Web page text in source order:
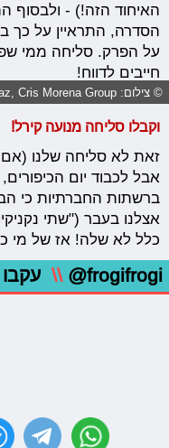
האיחוד הזה!) - ולבסוף
על הפרק. סליחה ממי
חייבים לדווח!
© צילום: Adrian Diaz, Cris Morena Group
וקבלו סליחה מנועה קירל!
זאת לא סליחה שלנו (אם
אבל לכבוד יום
ברשתות החברתיות כי
אצלנו בעבר ("שתי
כלל לא שלה! אז של מי
@frogifrogi
\\ עקבו